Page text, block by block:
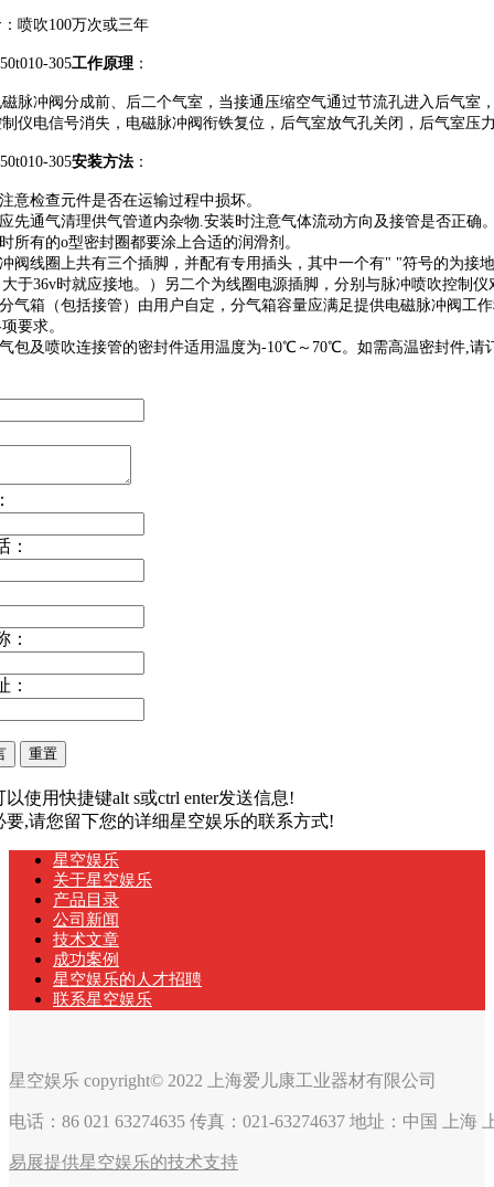
喷吹100万次或三年
305工作原理 ：
脉冲阀分成前、后二个气室，当接通压缩空气通过节流孔进入后气室
仪电信号消失，电磁脉冲阀衔铁复位，后气室放气孔关闭，后气室压
305安装方法 ：
意检查元件是否在运输过程中损坏。
先通气清理供气管道内杂物.安装时注意气体流动方向及接管是否正确
所有的o型密封圈都要涂上合适的润滑剂。
阀线圈上共有三个插脚，并配有专用插头，其中一个有" "符号的为接
于36v时就应接地。）另二个为线圈电源插脚，分别与脉冲喷吹控制
气箱（包括接管）由用户自定，分气箱容量应满足提供电磁脉冲阀工
要求。
包及喷吹连接管的密封件适用温度为-10℃～70℃。如需高温密封件,请
：
：
：
以使用快捷键alt s或ctrl enter发送信息!
要,请您留下您的详细星空娱乐的联系方式!
星空娱乐
关于星空娱乐
产品目录
公司新闻
技术文章
成功案例
星空娱乐的人才招聘
联系星空娱乐
星空娱乐 copyright© 2022 上海爱儿康工业器材有限公司
电话：86 021 63274635 传真：021-63274637 地址：中国 上海
易展提供星空娱乐的技术支持